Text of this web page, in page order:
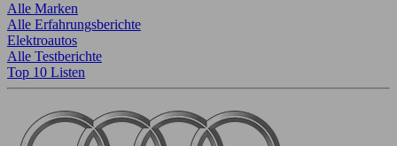
Alle Marken
Alle Erfahrungsberichte
Elektroautos
Alle Testberichte
Top 10 Listen